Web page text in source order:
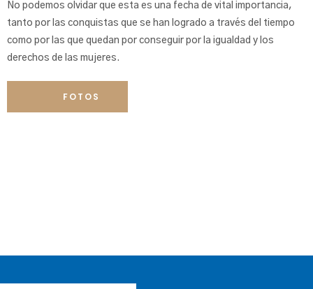
No podemos olvidar que esta es una fecha de vital importancia,
tanto por las conquistas que se han logrado a través del tiempo
como por las que quedan por conseguir por la igualdad y los
derechos de las mujeres.
FOTOS